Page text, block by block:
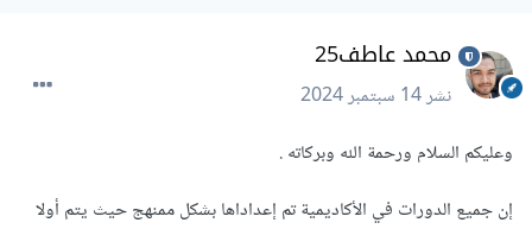
محمد عاطف25
نشر14 سبتمبر 2024
وعليكم السلام ورحمة الله وبركاته .
إن جميع الدورات في الأكاديمية تم إعداداها بشكل ممنهج حيث يتم أولا